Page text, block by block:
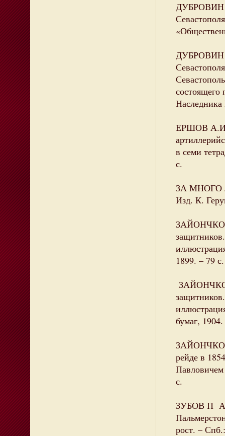
ДУБРОВИН
ДУБРОВИН
ЕРШОВ А.И.
в семи
с.
ЗА МНОГО
Изд. К.
1899. – 79 с.
бумаг,
рейде в
с.
ЗУБОВ П
рост. –